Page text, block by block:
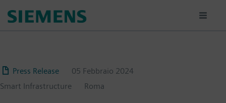
Press Release
05 Febbraio 2024
Smart Infrastructure
Roma